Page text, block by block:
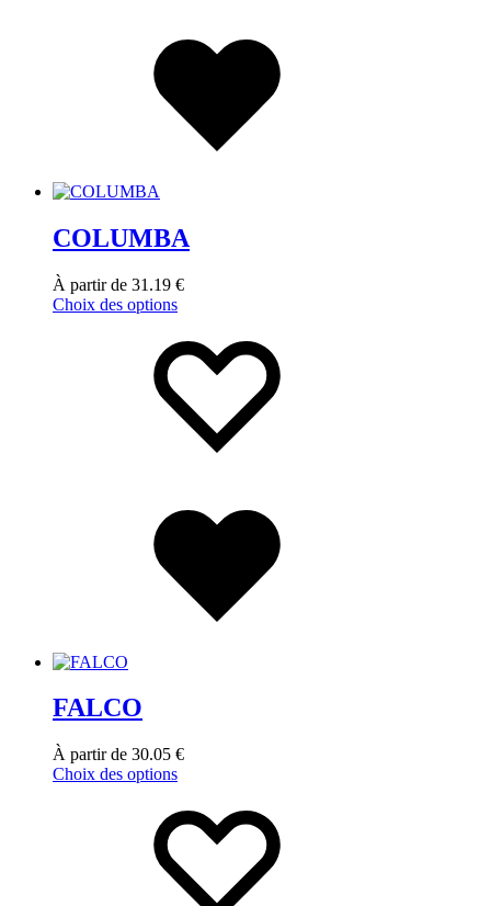
COLUMBA
À partir de 31.19 €
Choix des options
FALCO
À partir de 30.05 €
Choix des options